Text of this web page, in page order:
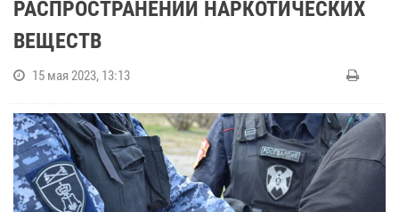
РАСПРОСТРАНЕНИИ НАРКОТИЧЕСКИХ
ВЕЩЕСТВ
15 мая 2023, 13:13